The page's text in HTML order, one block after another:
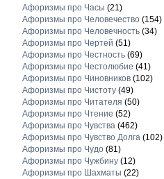
Афоризмы про Часы (21)
Афоризмы про Человечество(154)
Афоризмы про Человечность(34)
Афоризмы про Чертей (51)
Афоризмы про Честность(69)
Афоризмы про Честолюбие (41)
Афоризмы про Чиновников(102)
Афоризмы про Чистоту(49)
Афоризмы про Читателя (50)
Афоризмы про Чтение (52)
Афоризмы про Чувства(462)
Афоризмы про Чувство Долга(102)
Афоризмы про Чудо(81)
Афоризмы про Чужбину(12)
Афоризмы про Шахматы (22)